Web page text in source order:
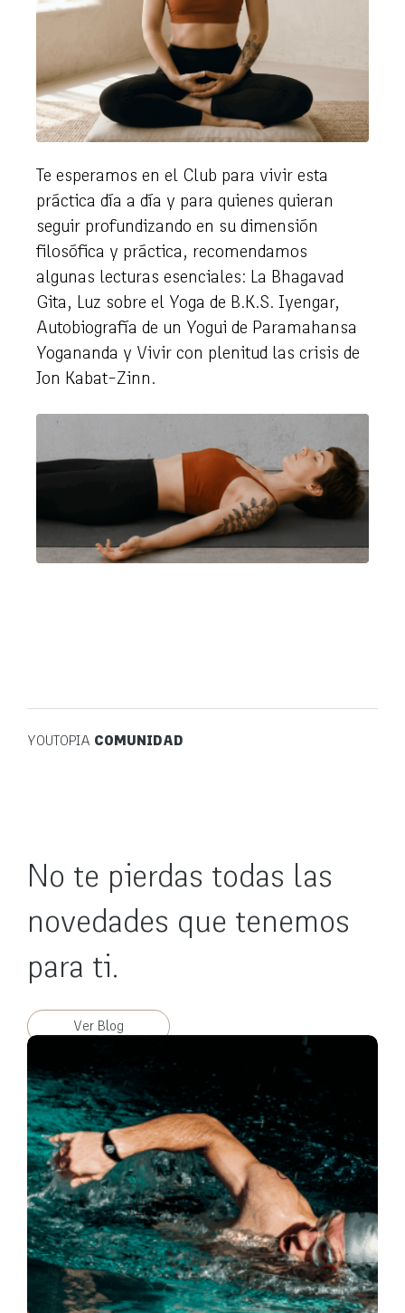
Te esperamos en el Club para vivir esta
práctica día a día y para quienes quieran
seguir profundizando en su dimensión
filosófica y práctica, recomendamos
algunas lecturas esenciales: La Bhagavad
Gita, Luz sobre el Yoga de B.K.S. Iyengar,
Autobiografía de un Yogui de Paramahansa
Yogananda y Vivir con plenitud las crisis de
Jon Kabat-Zinn.
YOUTOPIA COMUNIDAD
No te pierdas todas las
novedades que tenemos
para ti.
Ver Blog